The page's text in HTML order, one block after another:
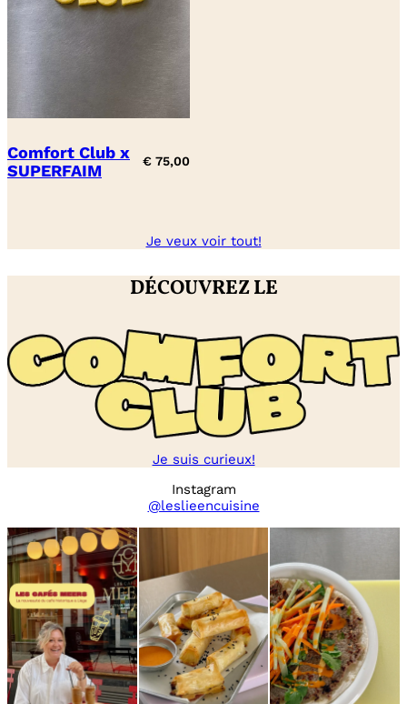
Comfort Club x
SUPERFAIM
€ 75,00
Je veux voir tout!
DÉCOUVREZ LE
Je suis curieux!
Instagram
@leslieencuisine